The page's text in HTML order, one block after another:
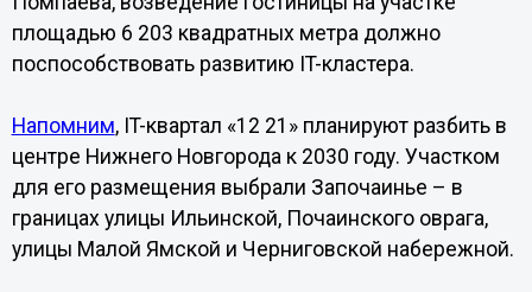
площадью 6 203 квадратных метра должно
поспособствовать развитию IT-кластера.
Напомним, IT-квартал «12 21» планируют разбить в
центре Нижнего Новгорода к 2030 году. Участком
для его размещения выбрали Започаинье – в
границах улицы Ильинской, Почаинского оврага,
улицы Малой Ямской и Черниговской набережной.